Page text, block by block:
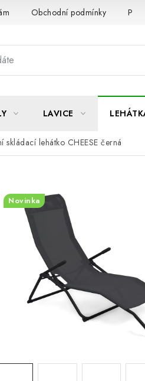
Obchodní podmínky
LAVICE
skládací lehátko CHEESE černá
Novinka